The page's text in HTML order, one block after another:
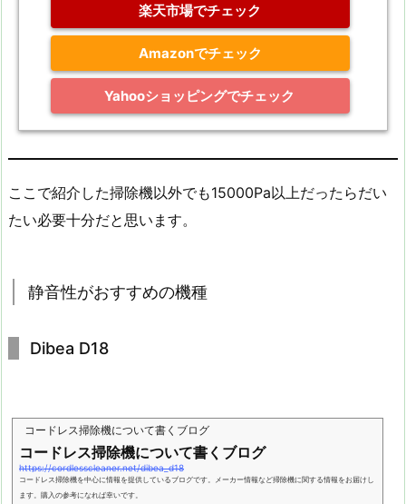
楽天市場でチェック
Amazonでチェック
Yahooショッピングでチェック
ここで紹介した掃除機以外でも15000Pa以上だったらだい
たい必要十分だと思います。
静音性がおすすめの機種
Dibea D18
コードレス掃除機について書くブログ
コードレス掃除機について書くブログ
https://cordlesscleaner.net/dibea_d18
コードレス掃除機を中心に情報を提供しているブログです。メーカー情報など掃除機に関する情報をお届けし
ます。購入の参考になれば幸いです。